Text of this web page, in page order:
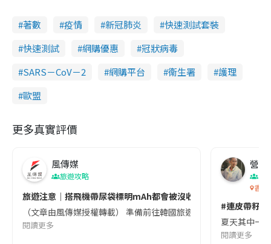
著數 疫情 新冠肺炎
快速測試套裝
快速測試
網購優惠
冠狀病毒
SARS－CoV－2
網購平台 衞生署
護理
歐盟
更多真實評價
風傳媒
旅遊攻略
旅遊注意｜搭飛機帶尿袋標明mAh都會被沒收😱出發前切記檢查
（文章由風傳媒授權轉載） 準備前往韓國旅遊的民眾，近期要
閱讀更多
營養
香港
#連皮帶籽
夏天其中一
閱讀更多